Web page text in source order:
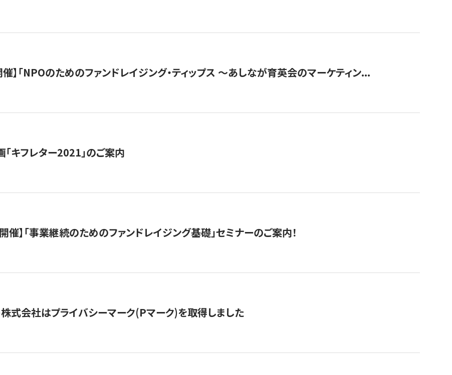
催】「NPOのためのファンドレイジング・ティップス 〜あしなが育英会のマーケティン...
キフレター2021」のご案内
開催】「事業継続のためのファンドレイジング基礎」セミナーのご案内！
式会社はプライバシーマーク(Pマーク)を取得しました